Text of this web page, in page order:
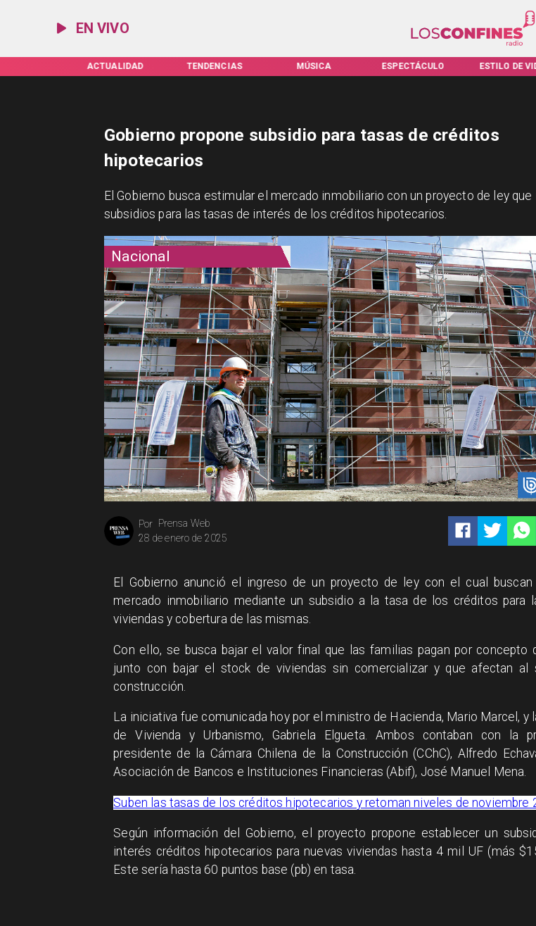
EN VIVO
TENDENCIAS MÚSICA ESPECTÁCULO ESTILO DE VIDA ASTROS
Nacional
Prensa Web
Por
28 de enero de 2025
Gobierno propone subsidio para tasas de créditos
hipotecarios
El Gobierno busca estimular el mercado inmobiliario con un proyecto de ley que
subsidios para las tasas de interés de los créditos hipotecarios.
El Gobierno anunció el ingreso de un proyecto de ley con el cual buscan
mercado inmobiliario mediante un subsidio a la tasa de los créditos para
viviendas y cobertura de las mismas.
Con ello, se busca bajar el valor final que las familias pagan por concepto
junto con bajar el stock de viviendas sin comercializar y que afectan al
construcción.
La iniciativa fue comunicada hoy por el ministro de Hacienda, Mario Marcel, y
de Vivienda y Urbanismo, Gabriela Elgueta. Ambos contaban con la
presidente de la Cámara Chilena de la Construcción (CChC), Alfredo
Asociación de Bancos e Instituciones Financieras (Abif), José Manuel Mena.
Suben las tasas de los créditos hipotecarios y retoman niveles de noviembre
Según información del Gobierno, el proyecto propone establecer un
interés créditos hipotecarios para nuevas viviendas hasta 4 mil UF (más
Este sería hasta 60 puntos base (pb) en tasa.